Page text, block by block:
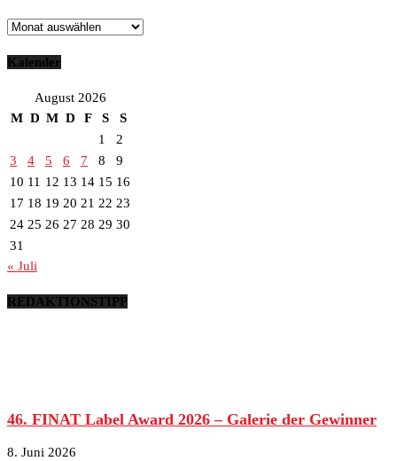
Archiv
Kalender
August 2026
M D M D F S
S
1
2
3
4 5 6 7 8
9
10 11 12 13 14 15 16
17 18 19 20 21 22 23
24 25 26 27 28 29 30
31
« Juli
REDAKTIONSTIPP
46. FINAT Label Award 2026 – Galerie der Gewinner
8. Juni 2026